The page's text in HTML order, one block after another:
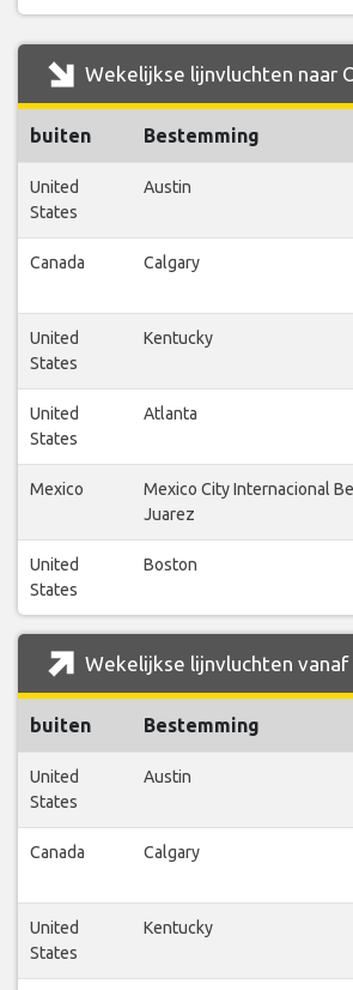
Wekelijkse lijnvluchten naar
buiten Bestemming
United
States
Austin
Canada Calgary
United
States
Kentucky
United
States
Atlanta
Mexico
Mexico City Internacional
Juarez
United
States
Boston
Wekelijkse lijnvluchten
buiten Bestemming
United
States
Austin
Canada Calgary
United
States
Kentucky